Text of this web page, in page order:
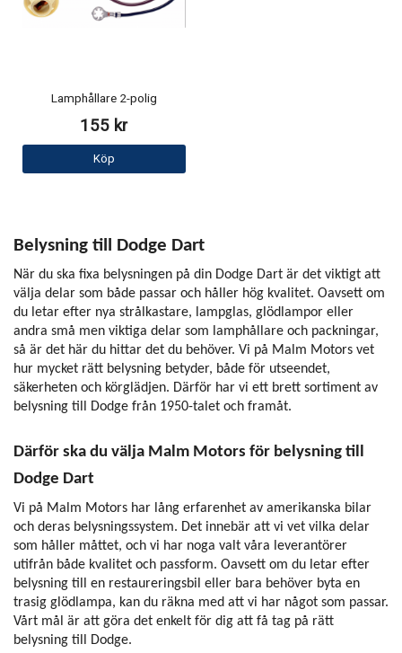
Lamphållare 2-polig
155 kr
Köp
Belysning till Dodge Dart
När du ska fixa belysningen på din Dodge Dart är det viktigt att
välja delar som både passar och håller hög kvalitet. Oavsett om
du letar efter nya strålkastare, lampglas, glödlampor eller
andra små men viktiga delar som lamphållare och packningar,
så är det här du hittar det du behöver. Vi på Malm Motors vet
hur mycket rätt belysning betyder, både för utseendet,
säkerheten och körglädjen. Därför har vi ett brett sortiment av
belysning till Dodge från 1950-talet och framåt.
Därför ska du välja Malm Motors för belysning till
Dodge Dart
Vi på Malm Motors har lång erfarenhet av amerikanska bilar
och deras belysningssystem. Det innebär att vi vet vilka delar
som håller måttet, och vi har noga valt våra leverantörer
utifrån både kvalitet och passform. Oavsett om du letar efter
belysning till en restaureringsbil eller bara behöver byta en
trasig glödlampa, kan du räkna med att vi har något som passar.
Vårt mål är att göra det enkelt för dig att få tag på rätt
belysning till Dodge.